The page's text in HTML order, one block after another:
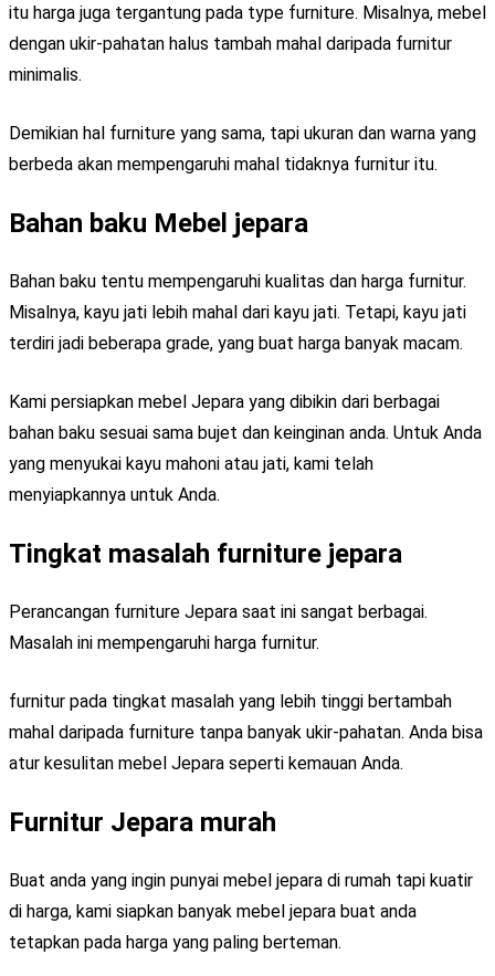
itu harga juga tergantung pada type furniture. Misalnya, mebel
dengan ukir-pahatan halus tambah mahal daripada furnitur
minimalis.
Demikian hal furniture yang sama, tapi ukuran dan warna yang
berbeda akan mempengaruhi mahal tidaknya furnitur itu.
Bahan baku Mebel jepara
Bahan baku tentu mempengaruhi kualitas dan harga furnitur.
Misalnya, kayu jati lebih mahal dari kayu jati. Tetapi, kayu jati
terdiri jadi beberapa grade, yang buat harga banyak macam.
Kami persiapkan mebel Jepara yang dibikin dari berbagai
bahan baku sesuai sama bujet dan keinginan anda. Untuk Anda
yang menyukai kayu mahoni atau jati, kami telah
menyiapkannya untuk Anda.
Tingkat masalah furniture jepara
Perancangan furniture Jepara saat ini sangat berbagai.
Masalah ini mempengaruhi harga furnitur.
furnitur pada tingkat masalah yang lebih tinggi bertambah
mahal daripada furniture tanpa banyak ukir-pahatan. Anda bisa
atur kesulitan mebel Jepara seperti kemauan Anda.
Furnitur Jepara murah
Buat anda yang ingin punyai mebel jepara di rumah tapi kuatir
di harga, kami siapkan banyak mebel jepara buat anda
tetapkan pada harga yang paling berteman.